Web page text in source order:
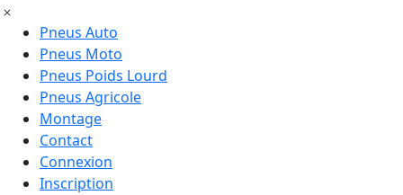
Pneus Auto
Pneus Moto
Pneus Poids Lourd
Pneus Agricole
Montage
Contact
Connexion
Inscription